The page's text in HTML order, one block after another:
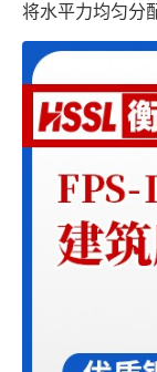
将水平力均匀分